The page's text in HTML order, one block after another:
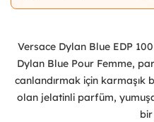
Versace Dylan Blue EDP
Dylan Blue Pour Femme,
canlandırmak için karmaşık
olan jelatinli parfüm,